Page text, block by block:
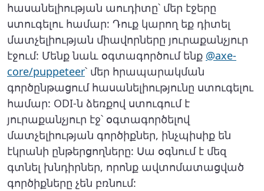
հասանելիության աուդիտը՝ մեր էջերը
ստուգելու համար: Դուք կարող եք դիտել
մատչելիության միավորները յուրաքանչյուր
էջում: Մենք նաև օգտագործում ենք @axe-
core/puppeteer՝ մեր հրապարակման
գործընթացում հասանելիությունը ստուգելու
համար: ODI-ն ձեռքով ստուգում է
յուրաքանչյուր էջ՝ օգտագործելով
մատչելիության գործիքներ, ինչպիսիք են
էկրանի ընթերցողները: Սա օգնում է մեզ
գտնել խնդիրներ, որոնք ավտոմատացված
գործիքները չեն բռնում: